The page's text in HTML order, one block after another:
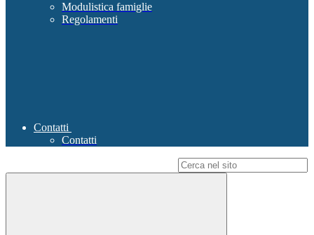
Modulistica famiglie
Regolamenti
Contatti
Contatti